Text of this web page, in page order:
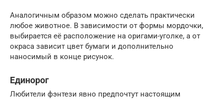
Аналогичным образом можно сделать практически
любое животное. В зависимости от формы мордочки,
выбирается её расположение на оригами-уголке, а от
окраса зависит цвет бумаги и дополнительно
наносимый в конце рисунок.
Единорог
Любители фэнтези явно предпочтут настоящим